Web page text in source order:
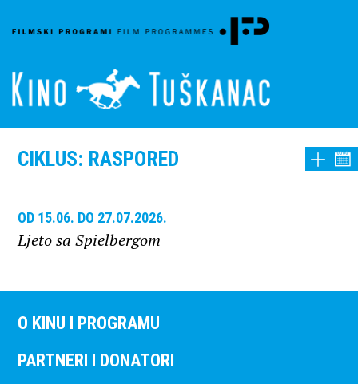
CIKLUS: RASPORED
OD 15.06. DO 27.07.2026.
Ljeto sa Spielbergom
O KINU I PROGRAMU
PARTNERI I DONATORI